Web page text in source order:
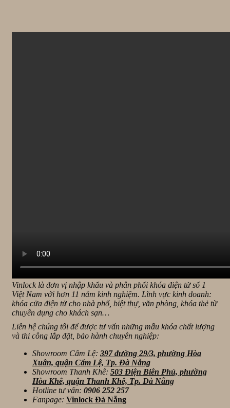
Vinlock là đơn vị nhập khẩu và phân phối khóa điện tử số 1
Việt Nam với hơn 11 năm kinh nghiệm. Lĩnh vực kinh doanh:
khóa cửa điện tử cho nhà phố, biệt thự, văn phòng, khóa thẻ từ
chuyên dụng cho khách sạn…
Liên hệ chúng tôi để được tư vấn những mẫu khóa chất lượng
và thi công lắp đặt, bảo hành chuyên nghiệp:
Showroom Cẩm Lệ: 397 đường 29/3, phường Hòa
Xuân, quận Cẩm Lệ, Tp. Đà Nẵng
Showroom Thanh Khê: 503 Điện Biên Phủ, phường
Hòa Khê, quận Thanh Khê, Tp. Đà Nẵng
Hotline tư vấn: 0906 252 257
Fanpage: Vinlock Đà Nẵng